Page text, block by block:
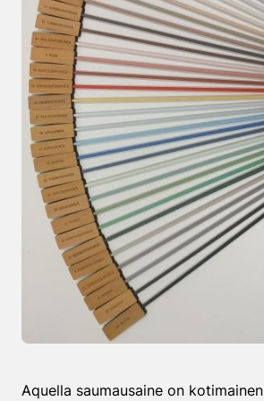
Aquella saumausaine on kotimainen